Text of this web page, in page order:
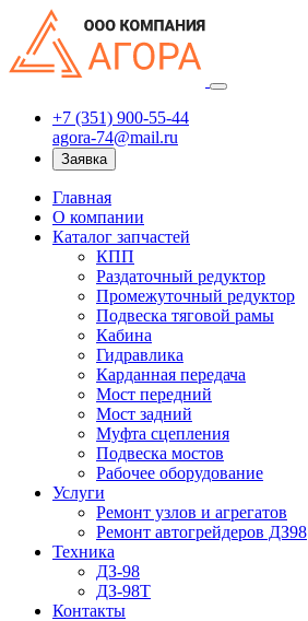
+7 (351) 900-55-44
agora-74@mail.ru
Заявка
Главная
О компании
Каталог запчастей
КПП
Раздаточный редуктор
Промежуточный редуктор
Подвеска тяговой рамы
Кабина
Гидравлика
Карданная передача
Мост передний
Мост задний
Муфта сцепления
Подвеска мостов
Рабочее оборудование
Услуги
Ремонт узлов и агрегатов
Ремонт автогрейдеров ДЗ98
Техника
ДЗ-98
ДЗ-98Т
Контакты